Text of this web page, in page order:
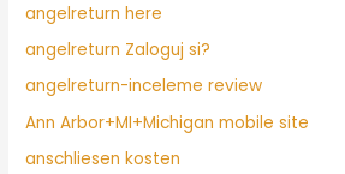
angelreturn here
angelreturn Zaloguj si?
angelreturn-inceleme review
Ann Arbor+MI+Michigan mobile site
anschliesen kosten